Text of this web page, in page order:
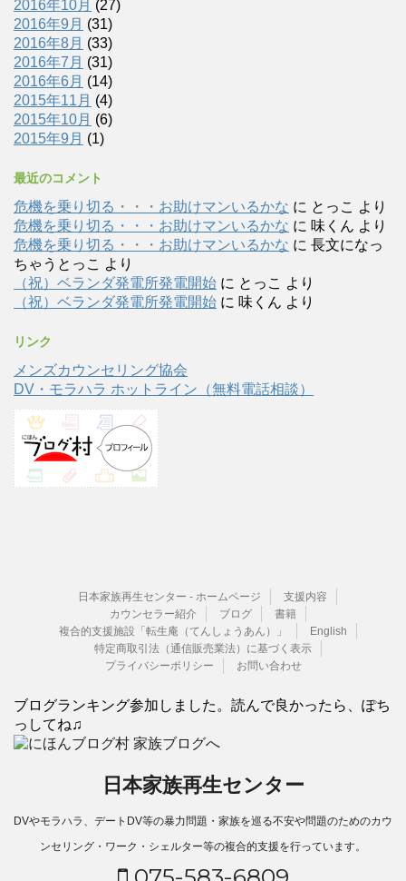
2016年10月 (27)
2016年9月 (31)
2016年8月 (33)
2016年7月 (31)
2016年6月 (14)
2015年11月 (4)
2015年10月 (6)
2015年9月 (1)
最近のコメント
危機を乗り切る・・・お助けマンいるかな に とっこ より
危機を乗り切る・・・お助けマンいるかな に 味くん より
危機を乗り切る・・・お助けマンいるかな に 長文になっ
ちゃうとっこ より
（祝）ベランダ発電所発電開始 に とっこ より
（祝）ベランダ発電所発電開始 に 味くん より
リンク
メンズカウンセリング協会
DV・モラハラ ホットライン（無料電話相談）
日本家族再生センター - ホームページ
支援内容
カウンセラー紹介
ブログ
書籍
複合的支援施設「転生庵（てんしょうあん）」
English
特定商取引法（通信販売業法）に基づく表示
プライバシーポリシー
お問い合わせ
ブログランキング参加しました。読んで良かったら、ぽち
っしてね♫
日本家族再生センター
DVやモラハラ、デートDV等の暴力問題・家族を巡る不安や問題のためのカウ
ンセリング・ワーク・シェルター等の複合的支援を行っています。